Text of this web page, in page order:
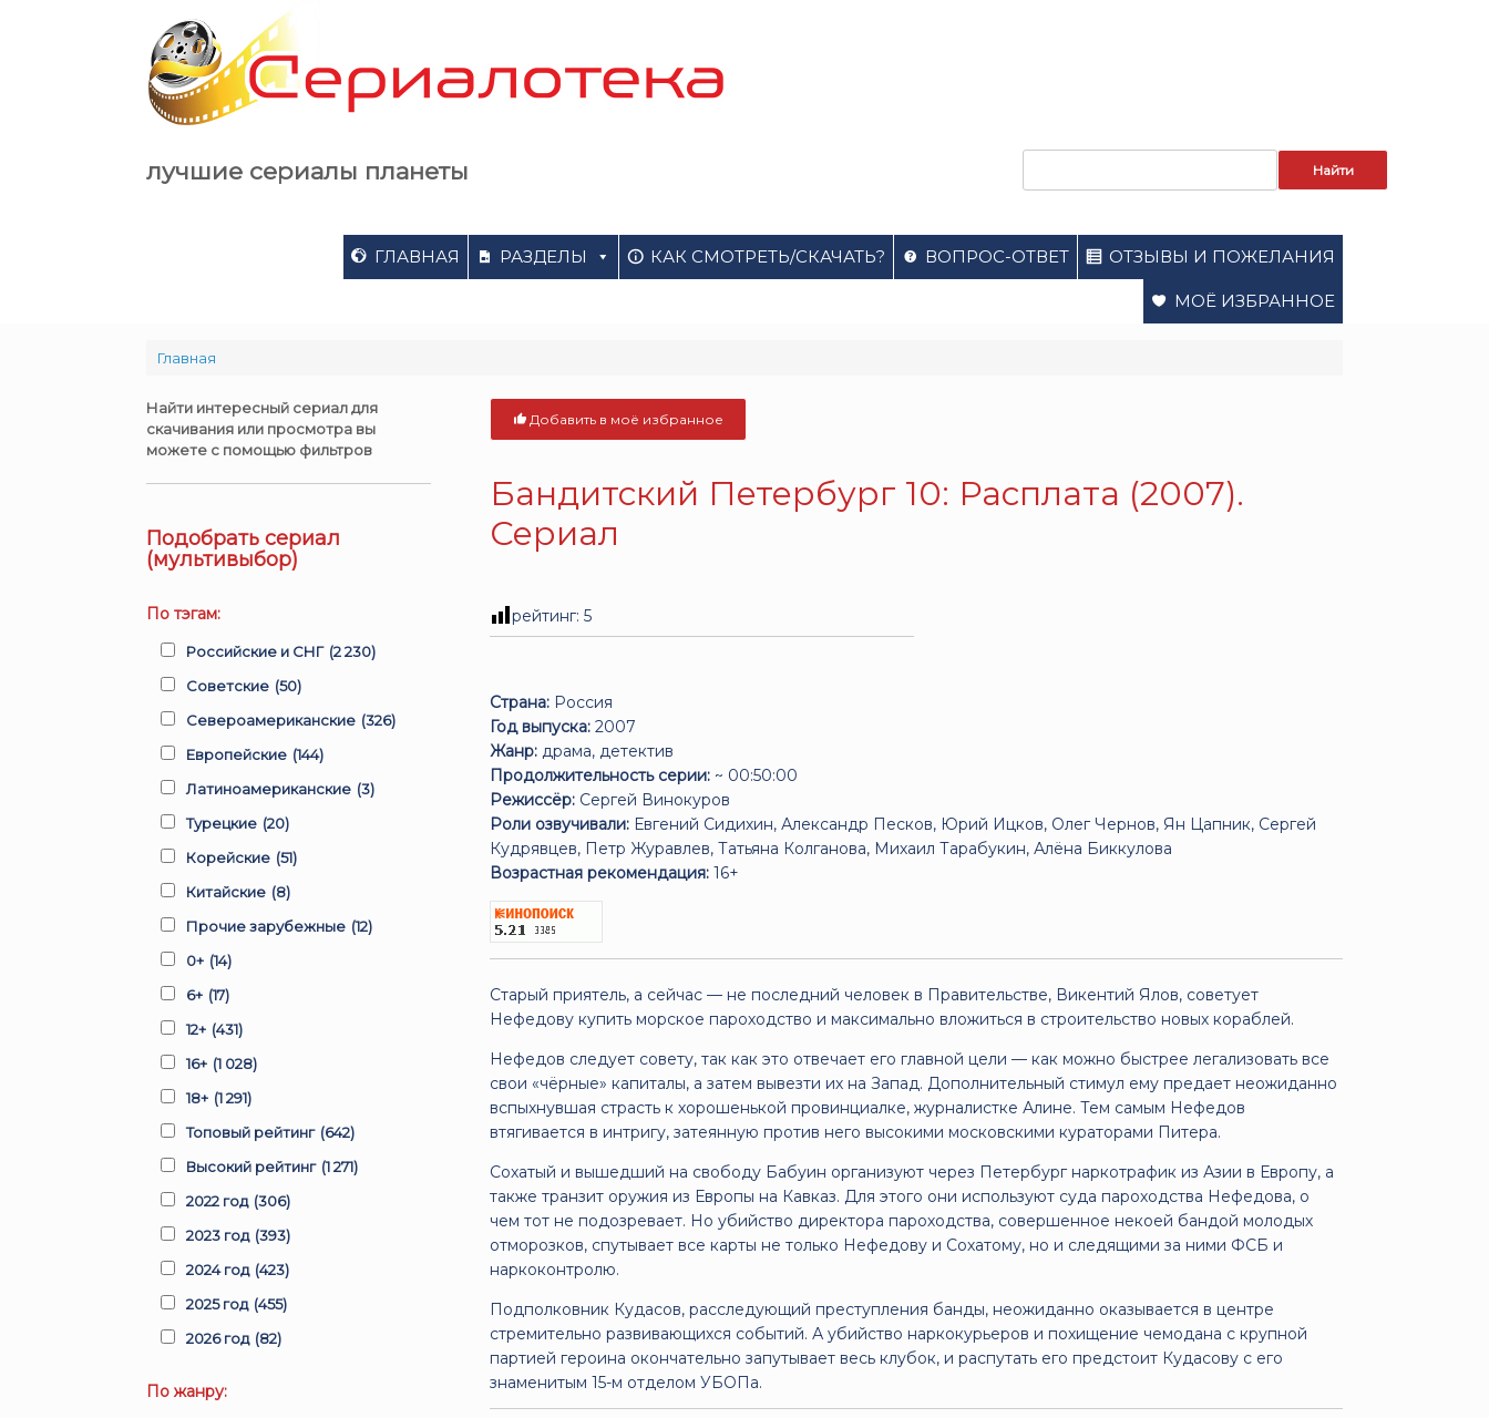
лучшие сериалы планеты
ГЛАВНАЯ РАЗДЕЛЫ КАК СМОТРЕТЬ/СКАЧАТЬ? ВОПРОС-ОТВЕТ ОТЗЫВЫ И ПОЖЕЛАНИЯ
МОЁ ИЗБРАННОЕ
Главная
Добавить в моё избранное
Бандитский Петербург 10: Расплата (2007).
Сериал
рейтинг:5
Страна: Россия
Год выпуска: 2007
Жанр: драма, детектив
Продолжительность серии: ~ 00:50:00
Режиссёр: Сергей Винокуров
Роли озвучивали: Евгений Сидихин, Александр Песков, Юрий Ицков, Олег Чернов, Ян Цапник, Сергей
Кудрявцев, Петр Журавлев, Татьяна Колганова, Михаил Тарабукин, Алёна Биккулова
Возрастная рекомендация: 16+
Старый приятель, а сейчас — не последний человек в Правительстве, Викентий Ялов, советует
Нефедову купить морское пароходство и максимально вложиться в строительство новых кораблей.
Нефедов следует совету, так как это отвечает его главной цели — как можно быстрее легализовать все
свои «чёрные» капиталы, а затем вывезти их на Запад. Дополнительный стимул ему предает неожиданно
вспыхнувшая страсть к хорошенькой провинциалке, журналистке Алине. Тем самым Нефедов
втягивается в интригу, затеянную против него высокими московскими кураторами Питера.
Сохатый и вышедший на свободу Бабуин организуют через Петербург наркотрафик из Азии в Европу, а
также транзит оружия из Европы на Кавказ. Для этого они используют суда пароходства Нефедова, о
чем тот не подозревает. Но убийство директора пароходства, совершенное некоей бандой молодых
отморозков, спутывает все карты не только Нефедову и Сохатому, но и следящими за ними ФСБ и
наркоконтролю.
Подполковник Кудасов, расследующий преступления банды, неожиданно оказывается в центре
стремительно развивающихся событий. А убийство наркокурьеров и похищение чемодана с крупной
партией героина окончательно запутывает весь клубок, и распутать его предстоит Кудасову с его
знаменитым 15-м отделом УБОПа.
Найти интересный сериал для
скачивания или просмотра вы
можете с помощью фильтров
Подобрать сериал
(мультивыбор)
По тэгам:
Российские и СНГ (2 230)
Советские (50)
Североамериканские (326)
Европейские (144)
Латиноамериканские (3)
Турецкие (20)
Корейские (51)
Китайские (8)
Прочие зарубежные (12)
0+ (14)
6+ (17)
12+ (431)
16+ (1 028)
18+ (1 291)
Топовый рейтинг (642)
Высокий рейтинг (1 271)
2022 год (306)
2023 год (393)
2024 год (423)
2025 год (455)
2026 год (82)
По жанру: